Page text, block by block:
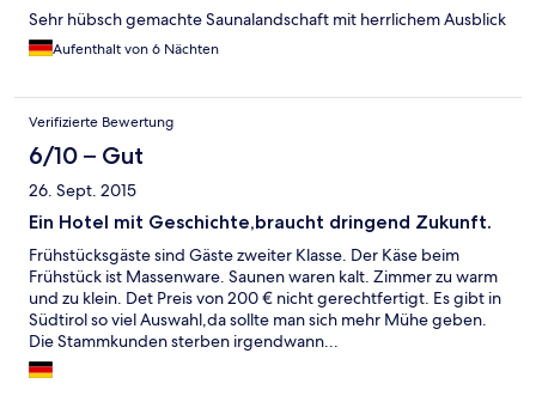
Sehr hübsch gemachte Saunalandschaft mit herrlichem Ausblick
Aufenthalt von 6 Nächten
Verifizierte Bewertung
6/10 – Gut
26. Sept. 2015
Ein Hotel mit Geschichte,braucht dringend Zukunft.
Frühstücksgäste sind Gäste zweiter Klasse. Der Käse beim
Frühstück ist Massenware. Saunen waren kalt. Zimmer zu warm
und zu klein. Det Preis von 200 € nicht gerechtfertigt. Es gibt in
Südtirol so viel Auswahl,da sollte man sich mehr Mühe geben.
Die Stammkunden sterben irgendwann...